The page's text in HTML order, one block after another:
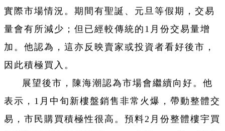
實際市場情況。期間有聖誕、元旦等假期，交易
量會有所減少；但已經較傳統的1月份交易量增
加。他認為，這亦反映賣家或投資者看好後市，
因此積極買入。
展望後市，陳海潮認為市場會繼續向好。他
表示，1月中旬新樓盤銷售非常火爆，帶動整體交
易，市民購買積極性很高。預料2月份整體樓宇買